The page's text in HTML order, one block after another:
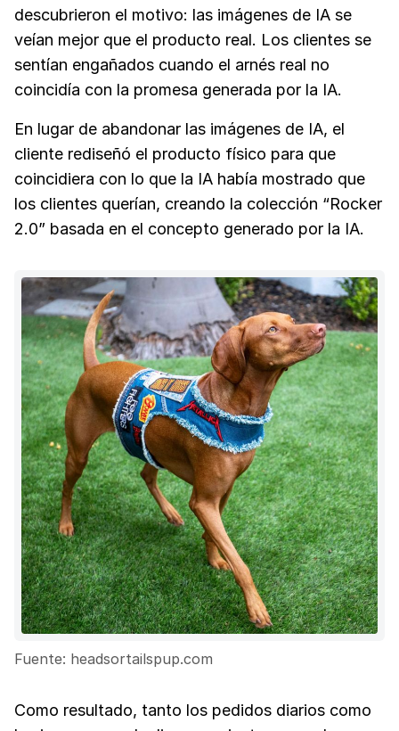
descubrieron el motivo: las imágenes de IA se
veían mejor que el producto real. Los clientes se
sentían engañados cuando el arnés real no
coincidía con la promesa generada por la IA.
En lugar de abandonar las imágenes de IA, el
cliente rediseñó el producto físico para que
coincidiera con lo que la IA había mostrado que
los clientes querían, creando la colección “Rocker
2.0” basada en el concepto generado por la IA.
Fuente: headsortailspup.com
Como resultado, tanto los pedidos diarios como